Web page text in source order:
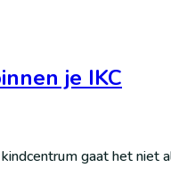
je IKC
gaat het niet